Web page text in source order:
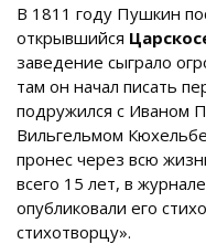
В 1811 году Пушкин
открывшийся
заведение сыграло
там он начал писать
подружился с Иваном
Вильгельмом
пронес через всю
всего 15 лет, в
опубликовали его
стихотворцу».